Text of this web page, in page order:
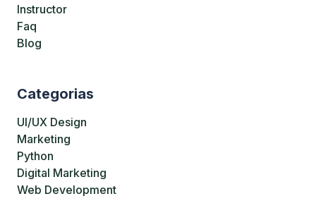
Instructor
Faq
Blog
Categorias
UI/UX Design
Marketing
Python
Digital Marketing
Web Development